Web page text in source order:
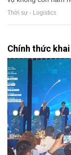
Thời sự - Logistics
Chính thức